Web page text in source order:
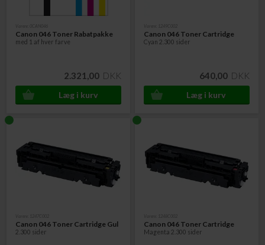
Canon 046 Toner Rabatpakke
med 1 af hver farve
2.321,00 DKK
Canon 046 Toner Cartridge
Cyan 2.300 sider
640,00 DKK
Canon 046 Toner Cartridge Gul
2.300 sider
Canon 046 Toner Cartridge
Magenta 2.300 sider